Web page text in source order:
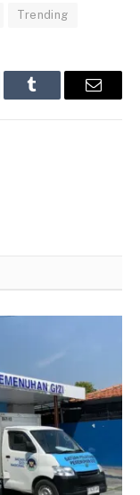
Trending
Tumblr Email